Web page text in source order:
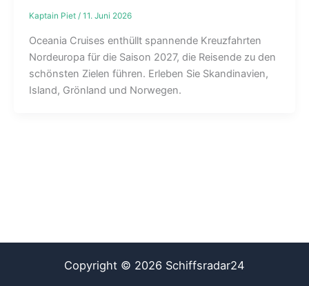
Kaptain Piet / 11. Juni 2026
Oceania Cruises enthüllt spannende Kreuzfahrten
Nordeuropa für die Saison 2027, die Reisende zu den
schönsten Zielen führen. Erleben Sie Skandinavien,
Island, Grönland und Norwegen.
Copyright © 2026 Schiffsradar24